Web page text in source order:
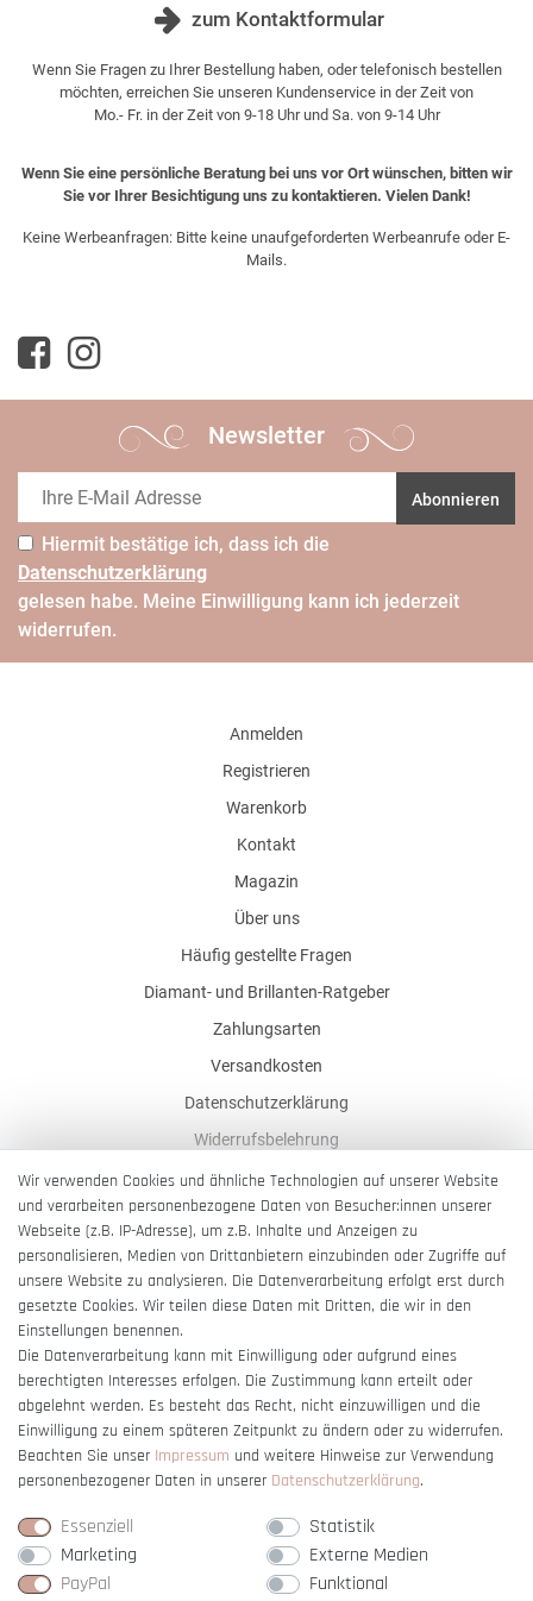
zum Kontaktformular
Wenn Sie Fragen zu Ihrer Bestellung haben, oder telefonisch bestellen
möchten, erreichen Sie unseren Kundenservice in der Zeit von
Mo.- Fr. in der Zeit von 9-18 Uhr und Sa. von 9-14 Uhr
Wenn Sie eine persönliche Beratung bei uns vor Ort wünschen, bitten wir
Sie vor Ihrer Besichtigung uns zu kontaktieren. Vielen Dank!
Keine Werbeanfragen: Bitte keine unaufgeforderten Werbeanrufe oder E-
Mails.
Newsletter
Abonnieren
Hiermit bestätige ich, dass ich die
Daten­schutz­erklärung
gelesen habe. Meine Einwilligung kann ich jederzeit
widerrufen.
Anmelden
Registrieren
Warenkorb
Kontakt
Magazin
Über uns
Häufig gestellte Fragen
Diamant- und Brillanten-Ratgeber
Zahlungsarten
Versandkosten
Datenschutzerklärung
Widerrufsbelehrung
AGB
Impressum
Barrierefreiheitserklärung
Vertrag widerrufen
Wir verwenden Cookies und ähnliche Technologien auf unserer Website
und verarbeiten personenbezogene Daten von Besucher:innen unserer
Webseite (z.B. IP-Adresse), um z.B. Inhalte und Anzeigen zu
personalisieren, Medien von Drittanbietern einzubinden oder Zugriffe auf
unsere Website zu analysieren. Die Datenverarbeitung erfolgt erst durch
gesetzte Cookies. Wir teilen diese Daten mit Dritten, die wir in den
Einstellungen benennen.
Die Datenverarbeitung kann mit Einwilligung oder aufgrund eines
berechtigten Interesses erfolgen. Die Zustimmung kann erteilt oder
abgelehnt werden. Es besteht das Recht, nicht einzuwilligen und die
Einwilligung zu einem späteren Zeitpunkt zu ändern oder zu widerrufen.
Beachten Sie unser Impressum und weitere Hinweise zur Verwendung
personenbezogener Daten in unserer Daten­schutz­erklärung.
Essenziell
Statistik
Marketing
Externe Medien
PayPal
Funktional